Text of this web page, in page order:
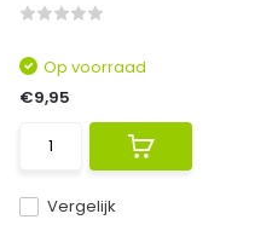
Vergelijk
Op voorraad
€9,95